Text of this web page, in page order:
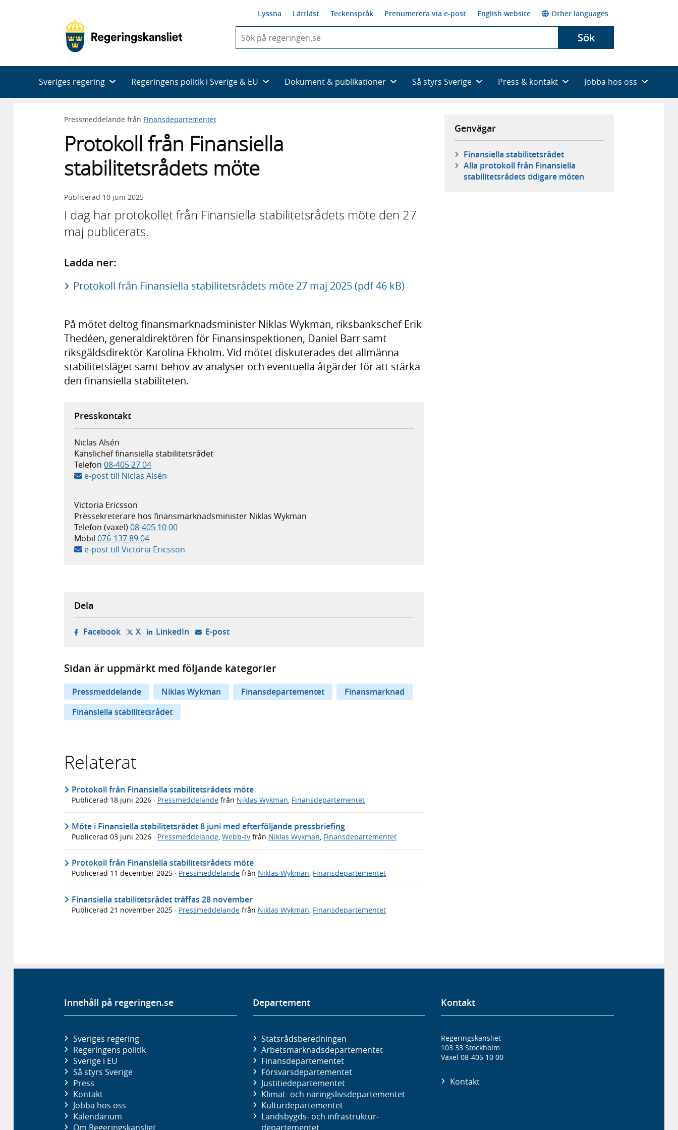
Lyssna Lättläst Teckenspråk Prenumerera via e-post English website Other languages
du
skriva
framträder
en
Sök
Sveriges regering Regeringens politik i Sverige & EU Dokument & publikationer Så styrs Sverige Press & kontakt Jobba hos oss
Pressmeddelande från Finansdepartementet
Protokoll från Finansiella
stabilitetsrådets möte
Publicerad 10 juni 2025
I dag har protokollet från Finansiella stabilitetsrådets möte den 27
maj publicerats.
Ladda ner:
Protokoll från Finansiella stabilitetsrådets möte 27 maj 2025 (pdf 46 kB)
På mötet deltog finansmarknadsminister Niklas Wykman, riksbankschef Erik
Thedéen, generaldirektören för Finansinspektionen, Daniel Barr samt
riksgäldsdirektör Karolina Ekholm. Vid mötet diskuterades det allmänna
stabilitetsläget samt behov av analyser och eventuella åtgärder för att stärka
den finansiella stabiliteten.
Presskontakt
Niclas Alsén
Kanslichef finansiella stabilitetsrådet
Telefon 08-405 27 04
e-post till Niclas Alsén
Victoria Ericsson
Pressekreterare hos finansmarknadsminister Niklas Wykman
Telefon (växel) 08-405 10 00
Mobil 076-137 89 04
e-post till Victoria Ericsson
Genvägar
Finansiella stabilitetsrådet
Alla protokoll från Finansiella
stabilitetsrådets tidigare möten
Dela
Facebook- öppnas i ny flik, extern webbplats,
X- öppnas i ny flik, extern webbplats,
LinkedIn- öppnas i ny flik, extern webbplats,
E-post- öppnar din e-postklient,
Sidan är uppmärkt med följande kategorier
Pressmeddelande Niklas Wykman Finansdepartementet
Finansmarknad
Finansiella stabilitetsrådet
Relaterat
Protokoll från Finansiella stabilitetsrådets möte
Publicerad 18 juni 2026 · Pressmeddelande från Niklas Wykman, Finansdepartementet
Möte i Finansiella stabilitetsrådet 8 juni med efterföljande pressbriefing
Publicerad 03 juni 2026 · Pressmeddelande Webb-tv från Niklas Wykman Finansdepartementet
Protokoll från Finansiella stabilitetsrådets möte
Publicerad 11 december 2025 · Pressmeddelande från Niklas Wykman, Finansdepartementet
Finansiella stabilitetsrådet träffas 28 november
Publicerad 21 november 2025 · Pressmeddelande från Niklas Wykman, Finansdepartementet
Innehåll på regeringen.se
Sveriges regering
Regeringens politik
Sverige i EU
Så styrs Sverige
Press
Kontakt
Jobba hos oss
Kalendarium
Om Regeringskansliet
Departement
Statsrådsberedningen
Arbetsmarknads­departementet
Finans­departementet
Försvars­departementet
Justitie­departementet
Klimat- och näringslivs­departementet
Kultur­departementet
Landsbygds- och infrastruktur­
departementet
Kontakt
Regeringskansliet
103 33 Stockholm
Växel 08-405 10 00
Kontakt